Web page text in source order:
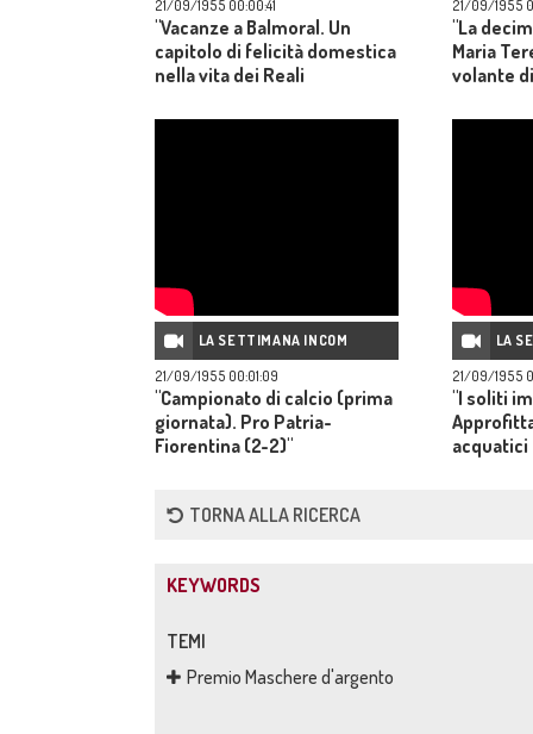
21/09/1955 00:00:41
"Vacanze a Balmoral. Un
capitolo di felicità domestica
nella vita dei Reali
21/09/1955
"La
Maria
volante
LA SETTIMANA INCOM
21/09/1955 00:01:09
"Campionato di calcio (prima
giornata). Pro Patria-
Fiorentina (2-2)"
LA
21/09/1955
"I soliti
TORNA ALLA RICERCA
KEYWORDS
TEMI
Premio Maschere d'argento